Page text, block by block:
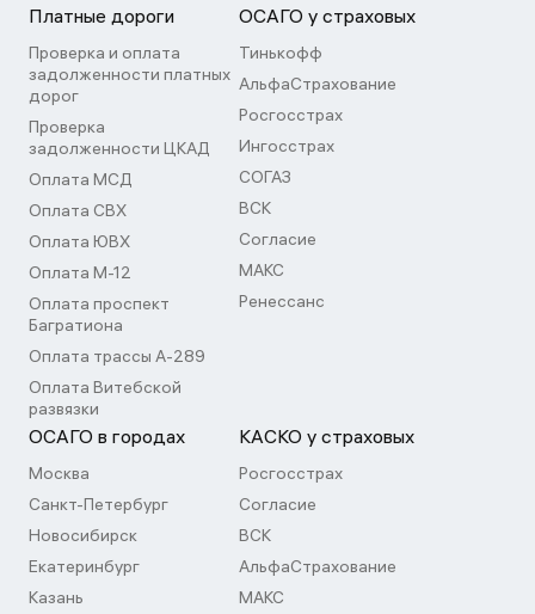
Платные дороги
Проверка и оплата
задолженности платных
дорог
Проверка
задолженности ЦКАД
Оплата МСД
Оплата СВХ
Оплата ЮВХ
Оплата М-12
Оплата проспект
Багратиона
Оплата трассы А-289
Оплата Витебской
развязки
ОСАГО у страховых
Тинькофф
АльфаСтрахование
Росгосстрах
Ингосстрах
СОГАЗ
ВСК
Согласие
МАКС
Ренессанс
ОСАГО в городах
Москва
Санкт-Петербург
Новосибирск
Екатеринбург
Казань
КАСКО у страховых
Росгосстрах
Согласие
ВСК
АльфаСтрахование
МАКС